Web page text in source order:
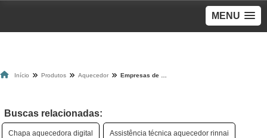
MENU
Início Produtos Aquecedor
Buscas relacionadas:
Chapa aquecedora digital Assistência técnica aquecedor rinnai